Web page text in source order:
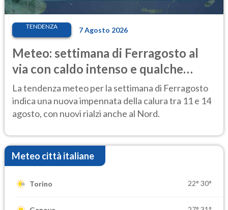
TENDENZA 7 Agosto 2026
Meteo: settimana di Ferragosto al
via con caldo intenso e qualche
temporale
La tendenza meteo per la settimana di Ferragosto
indica una nuova impennata della calura tra 11 e 14
agosto, con nuovi rialzi anche al Nord.
Meteo città italiane
Torino 22° 30°